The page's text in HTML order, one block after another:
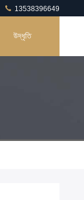
13538396649
উদ্ধৃতি